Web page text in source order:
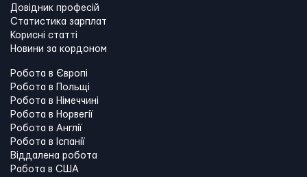
Довідник професій
Статистика зарплат
Корисні статті
Новини за кордоном
Робота в Європі
Робота в Польщі
Робота в Німеччині
Робота в Норвегії
Робота в Англії
Робота в Іспанії
Віддалена робота
Работа в США